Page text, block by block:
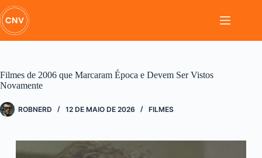
Pular
para
o
conteúdo
Filmes de 2006 que Marcaram Época e Devem Ser Vistos
Novamente
ROBNERD 12 DE MAIO DE 2026 FILMES